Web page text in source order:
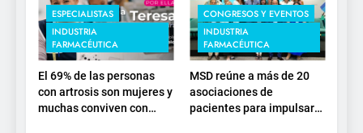
modernización para el
SNS
enfermedades de
depósito lisosomal
ESPECIALISTAS
INDUSTRIA
FARMACÉUTICA
El 69% de las personas
con artrosis son mujeres y
muchas conviven con
CONGRESOS Y EVENTOS
INDUSTRIA
FARMACÉUTICA
MSD reúne a más de 20
asociaciones de
pacientes para impulsar